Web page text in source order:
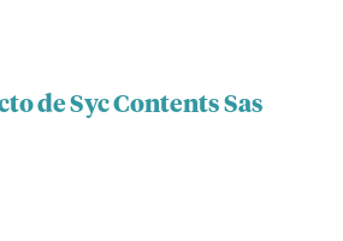
de Syc Contents Sas